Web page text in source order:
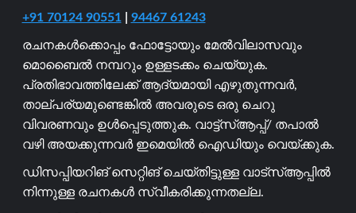
+91 70124 90551| 94467 61243
രചനകൾക്കൊപ്പം ഫോട്ടോയും മേൽവിലാസവും
മൊബൈൽ നമ്പറും ഉള്ളടക്കം ചെയ്യുക.
പ്രതിഭാവത്തിലേക്ക് ആദ്യമായി എഴുതുന്നവർ,
താല്പര്യമുണ്ടെങ്കിൽ അവരുടെ ഒരു ചെറു
വിവരണവും ഉൾപ്പെടുത്തുക. വാട്ട്സ്ആപ്പ്/ തപാൽ
വഴി അയക്കുന്നവർ ഇമെയിൽ ഐഡിയും വെയ്ക്കുക.
ഡിസപ്പിയറിങ് സെറ്റിങ് ചെയ്തിട്ടുള്ള വാട്സ്ആപ്പിൽ
നിന്നുള്ള രചനകൾ സ്വീകരിക്കുന്നതല്ല.